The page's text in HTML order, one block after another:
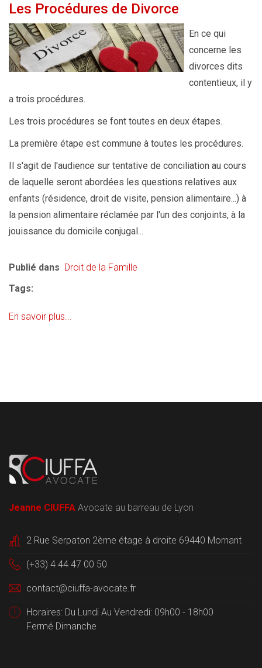
Les Procédures de Divorce
En ce qui
concerne les
divorces dits
contentieux, il y
a trois procédures.
Les trois procédures se font toutes en deux étapes.
La première étape est commune à toutes les procédures.
Il s'agit de l'audience sur tentative de conciliation au cours
de laquelle seront abordées les questions relatives aux
enfants (résidence, droit de visite, pension alimentaire...) à
la pension alimentaire réclamée par l'un des conjoints, à la
jouissance du domicile conjugal...
Publié dans Droit de la Famille
Tags:
En savoir plus...
Jeanne CIUFFA Avocate au barreau de Lyon
2 Rue Serpaton 2ème étage à droite 69440 Mornant
(+33) 4 44 47 00 50
contact@ciuffa-avocate.fr
Horaires: Du Lundi Au Vendredi: 09h00 - 18h00
Fermé Dimanche